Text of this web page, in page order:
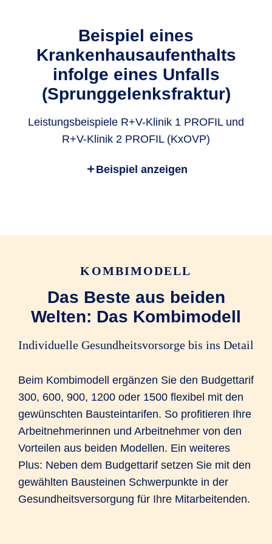
¹ Die GKV hat sich nicht an den Kosten beteiligt und andere
Kranken-Zusatz­versicherungen bestehen nicht. Einzelheiten
zu den Leistungen entnehmen Sie bitte den geltenden Ver­
sicherungs­bedingungen.
Beispiel eines
Krankenhausaufenthalts
infolge eines Unfalls
(Sprunggelenksfraktur)
Leistungsbeispiele R+V-Klinik 1 PROFIL und
R+V-Klinik 2 PROFIL (KxOVP)
Zwei­bett­zimmer
+ 1.484,00 EUR
Zuzahlung für
tägigen
Kranken­haus­­
+ 140,00 EUR
Eigenanteil = 2.041,00 EUR
R+V erstattet
aus Tarif...
Klinik 1
PROFIL
...einen Betrag
von
2.041,00 EUR
Beispiel anzeigen
KOMBIMODELL
Das Beste aus beiden
Welten: Das Kombimodell
Individuelle Gesundheitsvorsorge bis ins Detail
Beim Kombimodell ergänzen Sie den Budgettarif
300, 600, 900, 1200 oder 1500 flexibel mit den
gewünschten Bausteintarifen. So profitieren Ihre
Arbeitnehmerinnen und Arbeitnehmer von den
Vorteilen aus beiden Modellen. Ein weiteres
Plus: Neben dem Budgettarif setzen Sie mit den
gewählten Bausteinen Schwerpunkte in der
Gesundheitsversorgung für Ihre Mitarbeitenden.